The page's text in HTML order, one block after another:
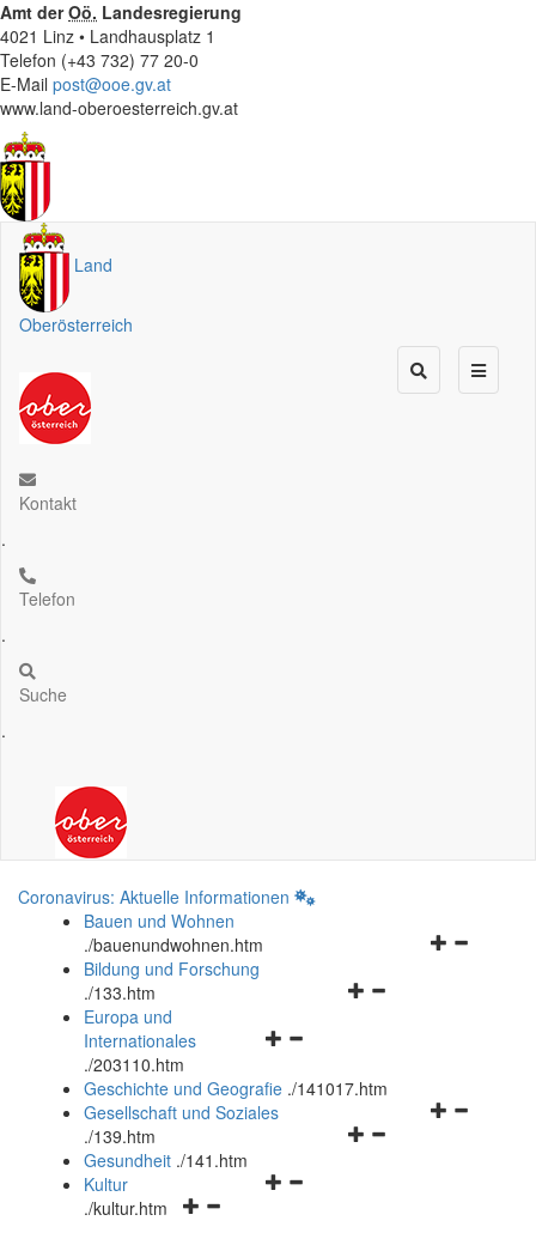
Amt derOö. Landesregierung
4021 Linz • Landhausplatz 1
Telefon (+43 732) 77 20-0
E-Mail post@ooe.gv.at
www.land-oberoesterreich.gv.at
Land
Oberösterreich
Kontakt
.
Telefon
.
Suche
.
Coronavirus: Aktuelle Informationen
Bauen und Wohnen
./bauenundwohnen.htm
Navigationsmenü
Bildung und Forschung
./133.htm
Navigationsmenü
und
schließen
Europa und
Internationales
./203110.htm
Geschichte und Geografie ./141017.htm
Navigationsmenü
Gesellschaft und Soziales
./139.htm
Navigationsmenü
Gesundheit ./141.htm
Navigationsmenü
Kultur
./kultur.htm